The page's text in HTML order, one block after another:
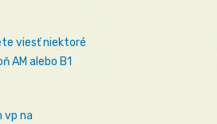
viesť niektoré
AM alebo B1
vp na